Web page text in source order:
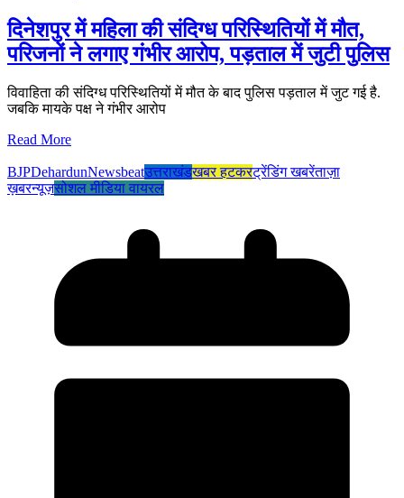
दिनेशपुर में महिला की संदिग्ध परिस्थितियों में मौत,
परिजनों ने लगाए गंभीर आरोप, पड़ताल में जुटी पुलिस
विवाहिता की संदिग्ध परिस्थितियों में मौत के बाद पुलिस पड़ताल में जुट गई है.
जबकि मायके पक्ष ने गंभीर आरोप
Read More
BJPDehardunNewsbeatउत्तराखंडखबर हटकरट्रेंडिंग खबरेंताज़ा
ख़बरन्यूज़सोशल मीडिया वायरल